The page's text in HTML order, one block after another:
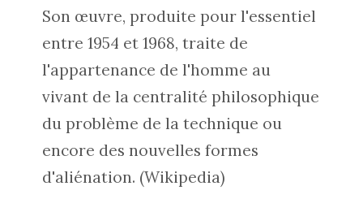
Son œuvre, produite pour l'essentiel
entre 1954 et 1968, traite de
l'appartenance de l'homme au
vivant de la centralité philosophique
du problème de latechnique ou
encore des nouvelles formes
d'aliénation. (Wikipedia)